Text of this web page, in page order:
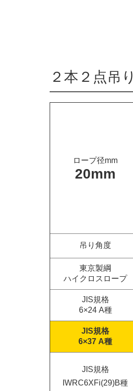
２本２点吊り
ロープ径mm
20mm
吊り角度
東京製綱
ハイクロスロープ
JIS規格
6×24 A種
JIS規格
6×37 A種
JIS規格
IWRC6XFi(29)B種